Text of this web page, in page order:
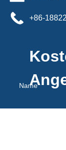
Name
+86-
DE